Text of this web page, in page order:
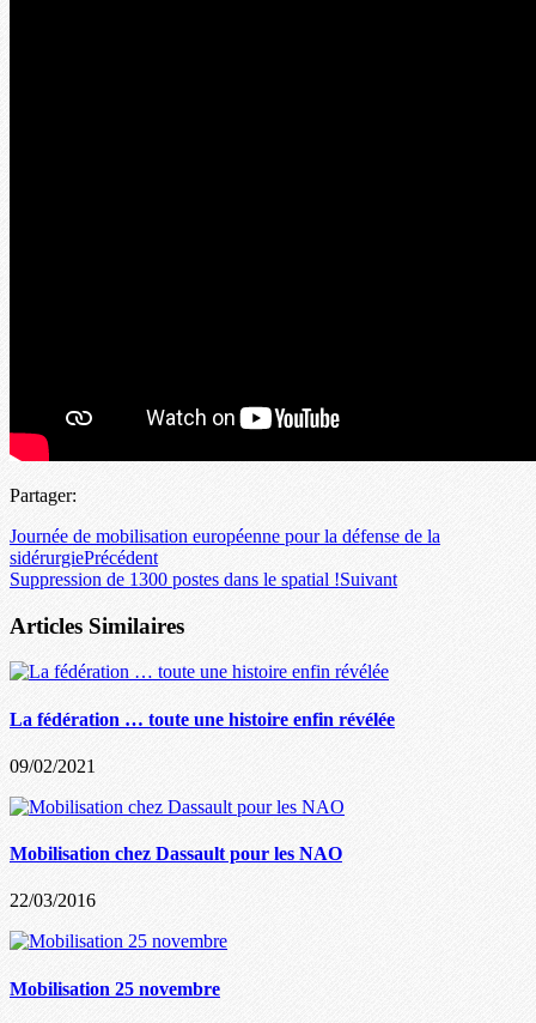
Partager:
Journée de mobilisation européenne pour la défense de la
sidérurgiePrécédent
Suppression de 1300 postes dans le spatial !Suivant
Articles Similaires
La fédération … toute une histoire enfin révélée
09/02/2021
Mobilisation chez Dassault pour les NAO
22/03/2016
Mobilisation 25 novembre